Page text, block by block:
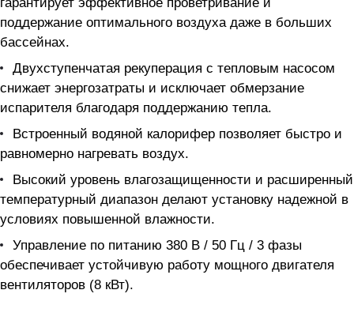
поддержание оптимального воздуха даже в больших
бассейнах.
Двухступенчатая рекуперация с тепловым насосом
снижает энергозатраты и исключает обмерзание
испарителя благодаря поддержанию тепла.
Встроенный водяной калорифер позволяет быстро и
равномерно нагревать воздух.
Высокий уровень влагозащищенности и расширенный
температурный диапазон делают установку надежной в
условиях повышенной влажности.
Управление по питанию 380 В / 50 Гц / 3 фазы
обеспечивает устойчивую работу мощного двигателя
вентиляторов (8 кВт).